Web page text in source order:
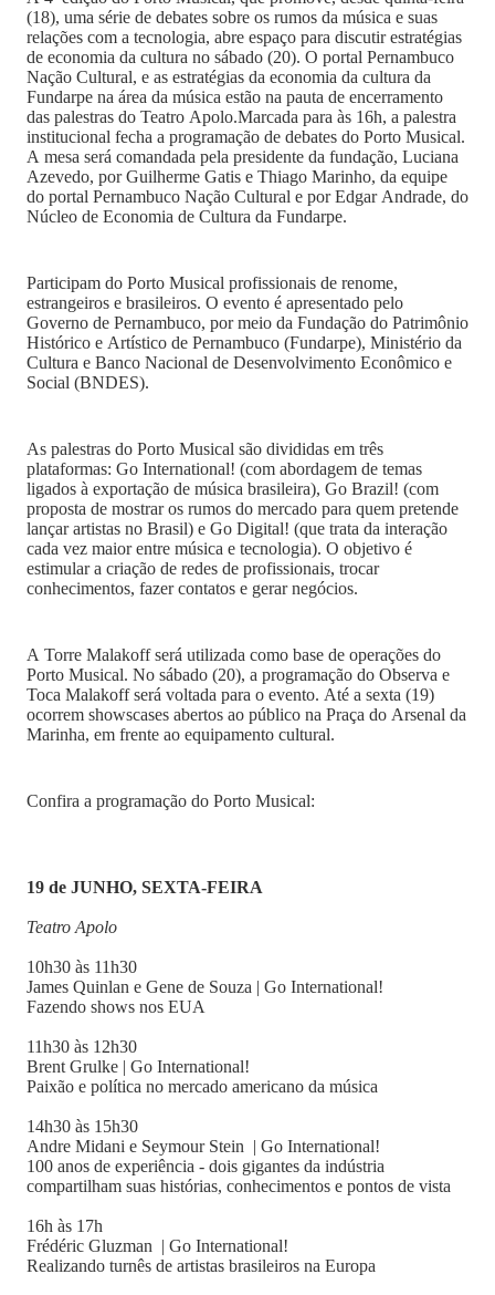
(18), uma série de debates sobre os rumos da música e suas
relações com a tecnologia, abre espaço para discutir estratégias
de economia da cultura no sábado (20). O portal Pernambuco
Nação Cultural, e as estratégias da economia da cultura da
Fundarpe na área da música estão na pauta de encerramento
das palestras do Teatro Apolo.Marcada para às 16h, a palestra
institucional fecha a programação de debates do Porto Musical.
A mesa será comandada pela presidente da fundação, Luciana
Azevedo, por Guilherme Gatis e Thiago Marinho, da equipe
do portal Pernambuco Nação Cultural e por Edgar Andrade, do
Núcleo de Economia de Cultura da Fundarpe.
Participam do Porto Musical profissionais de renome,
estrangeiros e brasileiros. O evento é apresentado pelo
Governo de Pernambuco, por meio da Fundação do Patrimônio
Histórico e Artístico de Pernambuco (Fundarpe), Ministério da
Cultura e Banco Nacional de Desenvolvimento Econômico e
Social (BNDES).
As palestras do Porto Musical são divididas em três
plataformas: Go International! (com abordagem de temas
ligados à exportação de música brasileira), Go Brazil! (com
proposta de mostrar os rumos do mercado para quem pretende
lançar artistas no Brasil) e Go Digital! (que trata da interação
cada vez maior entre música e tecnologia). O objetivo é
estimular a criação de redes de profissionais, trocar
conhecimentos, fazer contatos e gerar negócios.
A Torre Malakoff será utilizada como base de operações do
Porto Musical. No sábado (20), a programação do Observa e
Toca Malakoff será voltada para o evento. Até a sexta (19)
ocorrem showscases abertos ao público na Praça do Arsenal da
Marinha, em frente ao equipamento cultural.
Confira a programação do Porto Musical:
19 de JUNHO, SEXTA-FEIRA
Teatro Apolo
10h30 às 11h30
James Quinlan e Gene de Souza | Go International!
Fazendo shows nos EUA
11h30 às 12h30
Brent Grulke | Go International!
Paixão e política no mercado americano da música
14h30 às 15h30
Andre Midani e Seymour Stein | Go International!
100 anos de experiência - dois gigantes da indústria
compartilham suas histórias, conhecimentos e pontos de vista
16h às 17h
Frédéric Gluzman | Go International!
Realizando turnês de artistas brasileiros na Europa